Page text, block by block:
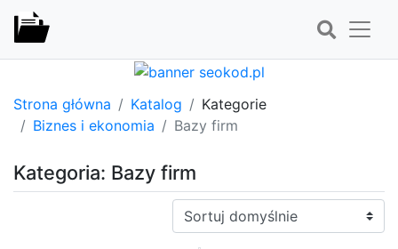
Strona główna Katalog
Kategorie
Biznes i ekonomia
Bazy firm
Kategoria: Bazy firm
Sortuj: